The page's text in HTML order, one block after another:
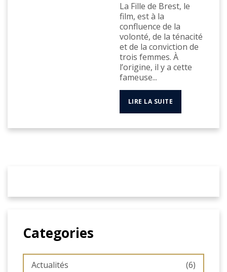
La Fille de Brest, le
film, est à la
confluence de la
volonté, de la ténacité
et de la conviction de
trois femmes. À
l’origine, il y a cette
fameuse...
LIRE LA SUITE
Categories
Actualités (6)